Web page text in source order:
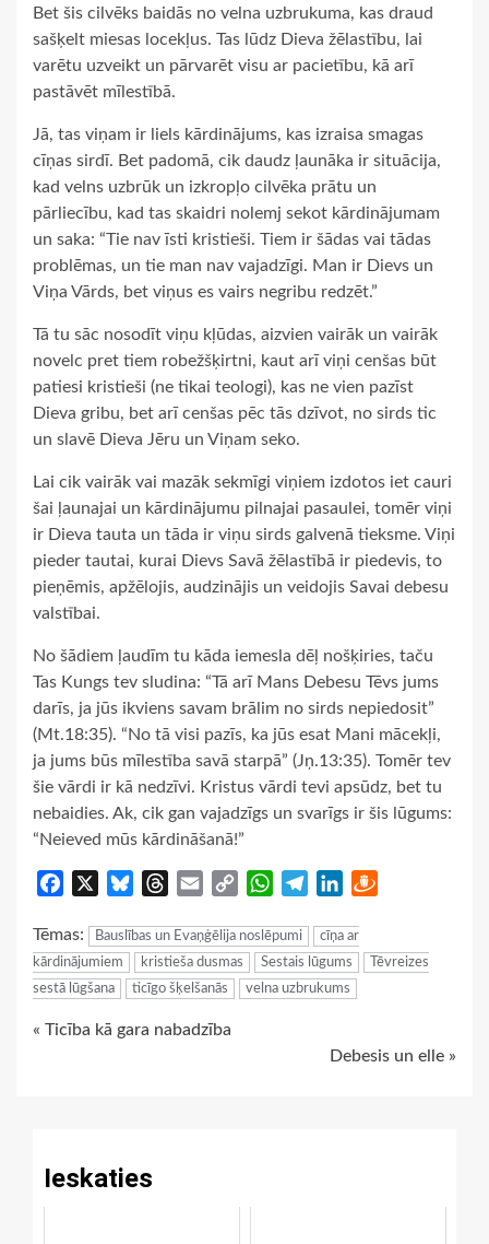
Bet šis cilvēks baidās no velna uzbrukuma, kas draud
sašķelt miesas locekļus. Tas lūdz Dieva žēlastību, lai
varētu uzveikt un pārvarēt visu ar pacietību, kā arī
pastāvēt mīlestībā.
Jā, tas viņam ir liels kārdinājums, kas izraisa smagas
cīņas sirdī. Bet padomā, cik daudz ļaunāka ir situācija,
kad velns uzbrūk un izkropļo cilvēka prātu un
pārliecību, kad tas skaidri nolemj sekot kārdinājumam
un saka: “Tie nav īsti kristieši. Tiem ir šādas vai tādas
problēmas, un tie man nav vajadzīgi. Man ir Dievs un
Viņa Vārds, bet viņus es vairs negribu redzēt.”
Tā tu sāc nosodīt viņu kļūdas, aizvien vairāk un vairāk
novelc pret tiem robežšķirtni, kaut arī viņi cenšas būt
patiesi kristieši (ne tikai teologi), kas ne vien pazīst
Dieva gribu, bet arī cenšas pēc tās dzīvot, no sirds tic
un slavē Dieva Jēru un Viņam seko.
Lai cik vairāk vai mazāk sekmīgi viņiem izdotos iet cauri
šai ļaunajai un kārdinājumu pilnajai pasaulei, tomēr viņi
ir Dieva tauta un tāda ir viņu sirds galvenā tieksme. Viņi
pieder tautai, kurai Dievs Savā žēlastībā ir piedevis, to
pieņēmis, apžēlojis, audzinājis un veidojis Savai debesu
valstībai.
No šādiem ļaudīm tu kāda iemesla dēļ nošķiries, taču
Tas Kungs tev sludina: “Tā arī Mans Debesu Tēvs jums
darīs, ja jūs ikviens savam brālim no sirds nepiedosit”
(Mt.18:35). “No tā visi pazīs, ka jūs esat Mani mācekļi,
ja jums būs mīlestība savā starpā” (Jņ.13:35). Tomēr tev
šie vārdi ir kā nedzīvi. Kristus vārdi tevi apsūdz, bet tu
nebaidies. Ak, cik gan vajadzīgs un svarīgs ir šis lūgums:
“Neieved mūs kārdināšanā!”
Facebook BlueskyThreads
Email
Copy
WhatsApp
TelegramLinkedIn
Tēmas: Bauslības un Evaņģēlija noslēpumi
cīņa ar
kārdinājumiem
kristieša dusmas Sestais lūgums
Tēvreizes
sestā lūgšana
ticīgo šķelšanās velna uzbrukums
Continue
« Ticība kā gara nabadzība
Debesis un elle »
Ieskaties